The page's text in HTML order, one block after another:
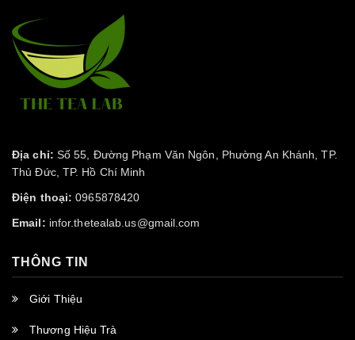
Địa chỉ: Số 55, Đường Phạm Văn Ngôn, Phường An Khánh, TP.
Thủ Đức, TP. Hồ Chí Minh
Điện thoại: 0965878420
Email: infor.thetealab.us@gmail.com
THÔNG TIN
Giới Thiệu
Thương Hiệu Trà